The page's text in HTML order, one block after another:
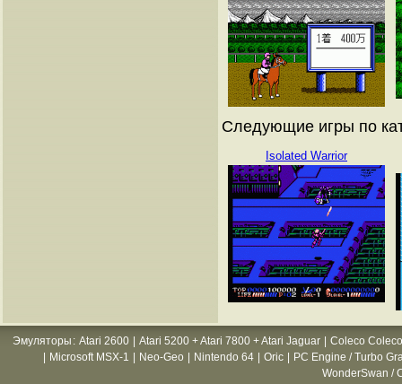
Следующие игры по
Isolated Warrior
Эмуляторы : Atari 2600 Atari 5200 + Atari 7800 + Atari Jaguar
Coleco
Microsoft MSX-1 Neo-Geo Nintendo 64 Oric
PC Engine / Turbo
WonderSwan /